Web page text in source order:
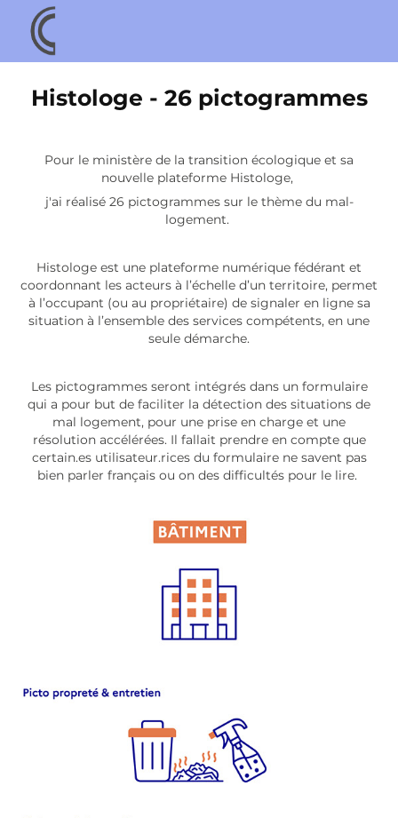
Histologe - 26 pictogrammes
Pour le ministère de la transition écologiqueet sa
nouvelle plateforme Histologe,
j'ai réalisé 26 pictogrammes sur le thème du mal-
logement.
Histologe est une plateforme numérique fédérant et
coordonnant les acteurs à l’échelle d’un territoire, permet
à l’occupant (ou au propriétaire) de signaler en ligne sa
situation à l’ensemble des services compétents, en une
seule démarche.
Les pictogrammes seront intégrés dans un formulaire
qui a pour but de faciliter la détection des situations de
mal logement, pour une prise en charge et une
résolution accélérées. Il fallait prendre en compte que
certain.es utilisateur.rices du formulaire ne savent pas
bien parler français ou on des difficultés pour le lire.